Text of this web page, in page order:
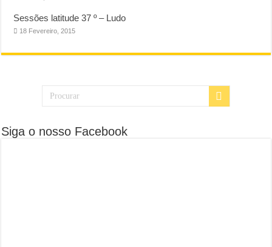
Sessões latitude 37 º – Ludo
18 Fevereiro, 2015
Siga o nosso Facebook